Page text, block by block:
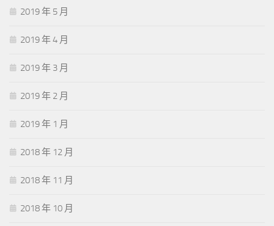
2019 年 5 月
2019 年 4 月
2019 年 3 月
2019 年 2 月
2019 年 1 月
2018 年 12 月
2018 年 11 月
2018 年 10 月